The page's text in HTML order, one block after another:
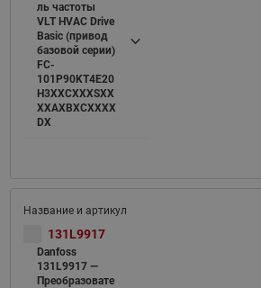
ль частоты
VLT HVAC Drive
Basic (привод
базовой серии)
FC-
101P90KT4E20
H3XXCXXXSXX
XXAXBXCXXXX
DX
131L9917
Danfoss
131L9917 —
Преобразовате